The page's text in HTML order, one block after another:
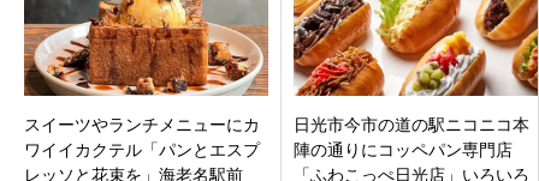
スイーツやランチメニューにカ
ワイイカクテル「パンとエスプ
レッソと花束を」海老名駅前
日光市今市の道の駅ニコニコ本
陣の通りにコッペパン専門店
「ふわこっぺ日光店」いろいろ